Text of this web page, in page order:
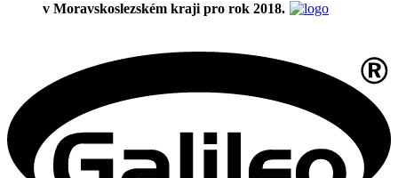
v Moravskoslezském kraji pro rok 2018.